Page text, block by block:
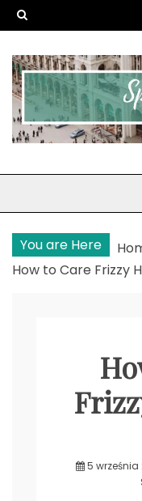
Skip
to
content
Spiked
You are Here
How to Care Frizzy
5 września